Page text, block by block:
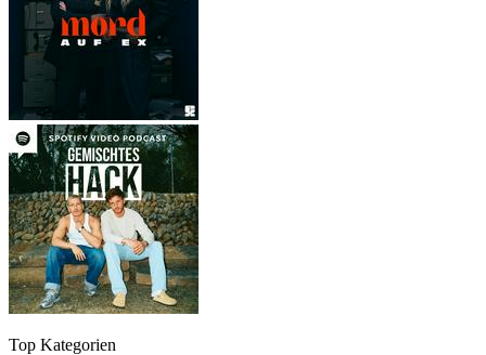
Top Kategorien